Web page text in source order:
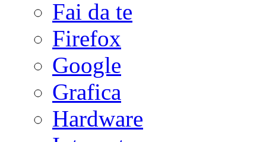
Fai da te
Firefox
Google
Grafica
Hardware